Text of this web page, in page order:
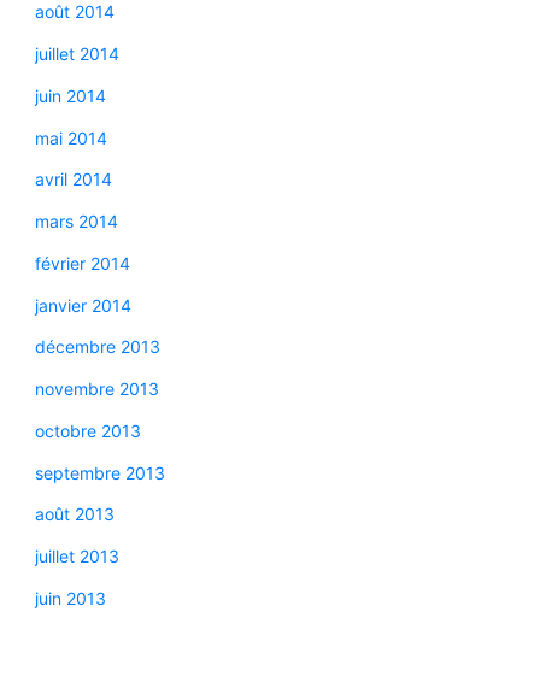
août 2014
juillet 2014
juin 2014
mai 2014
avril 2014
mars 2014
février 2014
janvier 2014
décembre 2013
novembre 2013
octobre 2013
septembre 2013
août 2013
juillet 2013
juin 2013